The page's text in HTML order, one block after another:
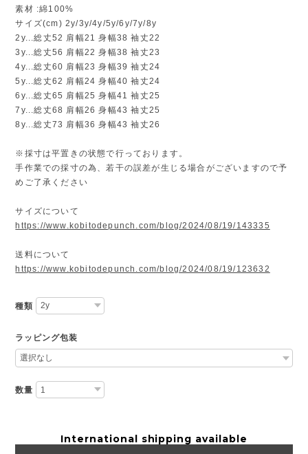
素材 :綿100%
サイズ(cm) 2y/3y/4y/5y/6y/7y/8y
2y...総丈52 肩幅21 身幅38 袖丈22
3y...総丈56 肩幅22 身幅38 袖丈23
4y...総丈60 肩幅23 身幅39 袖丈24
5y...総丈62 肩幅24 身幅40 袖丈24
6y...総丈65 肩幅25 身幅41 袖丈25
7y...総丈68 肩幅26 身幅43 袖丈25
8y...総丈73 肩幅36 身幅43 袖丈26
※採寸は平置きの状態で行っております。
手作業での採寸の為、若干の誤差が生じる場合がございますので予
めご了承ください
サイズについて
https://www.kobitodepunch.com/blog/2024/08/19/143335
送料について
https://www.kobitodepunch.com/blog/2024/08/19/123632
種類
ラッピング包装
数量
International shipping available